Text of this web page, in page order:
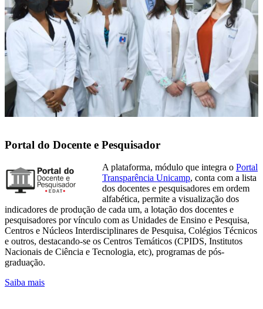
Portal do Docente e Pesquisador
A plataforma, módulo que integra o Portal
Transparência Unicamp, conta com a lista
dos docentes e pesquisadores em ordem
alfabética, permite a visualização dos
indicadores de produção de cada um, a lotação dos docentes e
pesquisadores por vínculo com as Unidades de Ensino e Pesquisa,
Centros e Núcleos Interdisciplinares de Pesquisa, Colégios Técnicos
e outros, destacando-se os Centros Temáticos (CPIDS, Institutos
Nacionais de Ciência e Tecnologia, etc), programas de pós-
graduação.
Saiba mais